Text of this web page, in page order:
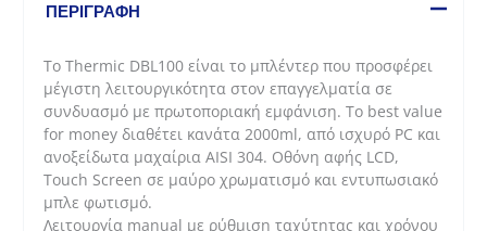
ΠΕΡΙΓΡΑΦΉ
Το Thermic DBL100 είναι το μπλέντερ που προσφέρει
μέγιστη λειτουργικότητα στον επαγγελματία σε
συνδυασμό με πρωτοποριακή εμφάνιση. To best value
for money διαθέτει κανάτα 2000ml, από ισχυρό PC και
ανοξείδωτα μαχαίρια AISI 304. Οθόνη αφής LCD,
Touch Screen σε μαύρο χρωματισμό και εντυπωσιακό
μπλε φωτισμό.
Λειτουργία manual με ρύθμιση ταχύτητας και χρόνου